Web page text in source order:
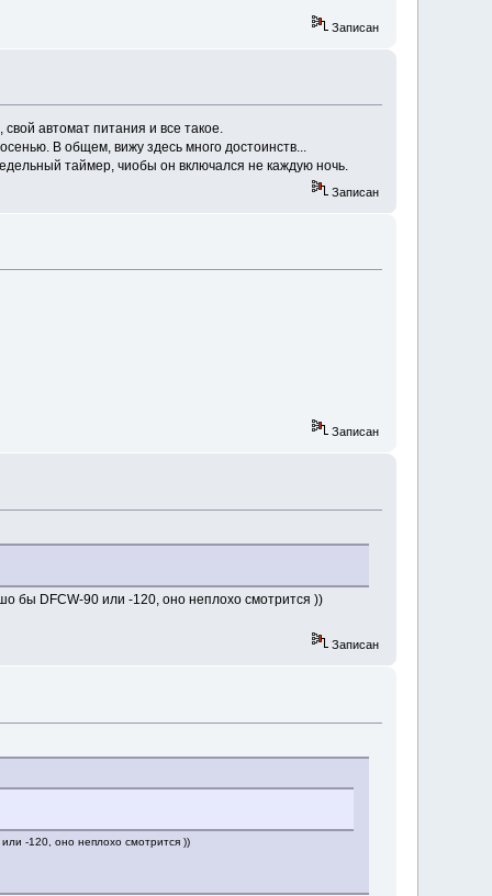
Записан
автомат питания и все такое.
В общем, вижу здесь много достоинств...
таймер, чиобы он включался не каждую ночь.
Записан
Записан
бы DFCW-90 или -120, оно неплохо смотрится ))
Записан
-120, оно неплохо смотрится ))